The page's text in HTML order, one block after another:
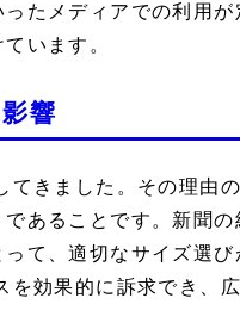
たメディアでの利用
います。
響
きました。その理由
あることです。新聞
て、適切なサイズ選び
効果的に訴求でき、